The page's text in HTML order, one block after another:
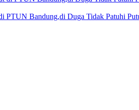
PTUN Bandung,di Duga Tidak Patuhi